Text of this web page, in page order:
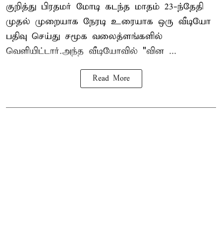
குறித்து பிரதமர் மோடி கடந்த மாதம் 23-ந்தேதி
முதல் முறையாக நேரடி உரையாக ஒரு வீடியோ
பதிவு செய்து சமூக வலைத்ளங்களில்
வெளியிட்டார்.அந்த வீடியோவில் "வின ...
Read More